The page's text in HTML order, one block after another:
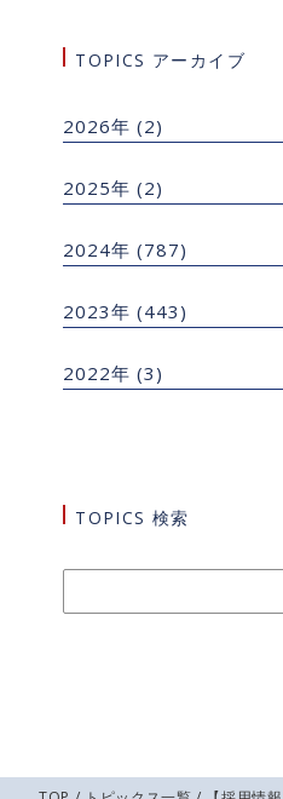
TOPICS アーカイブ
2026年 (2)
2025年 (2)
2024年 (787)
2023年 (443)
2022年 (3)
TOPICS 検索